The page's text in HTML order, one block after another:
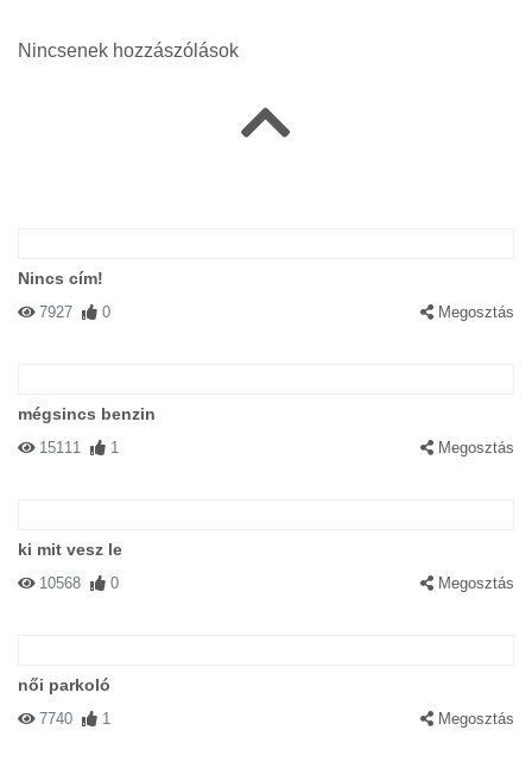
Nincsenek hozzászólások
Nincs cím!
7927 0 Megosztás
mégsincs benzin
15111 1 Megosztás
ki mit vesz le
10568 0 Megosztás
női parkoló
7740 1 Megosztás